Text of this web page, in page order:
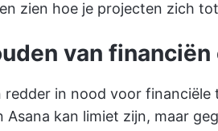
zien hoe je projecten zich
van
redder in nood voor
Asana kan limiet zijn, maar